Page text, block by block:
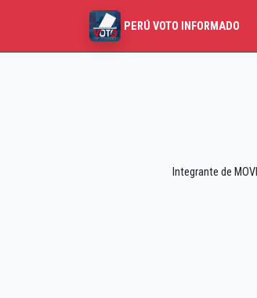
PERÚ VOTO INFORMADO
Integrante de